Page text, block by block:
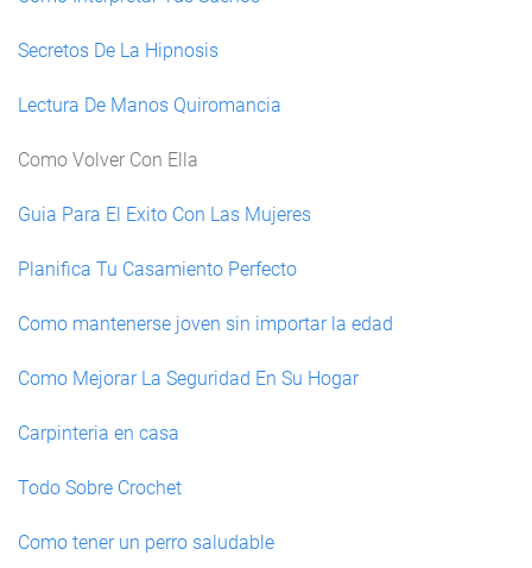
Secretos De La Hipnosis
Lectura De Manos Quiromancia
Como Volver Con Ella
Guia Para El Exito Con Las Mujeres
Planifica Tu Casamiento Perfecto
Como mantenerse joven sin importar la edad
Como Mejorar La Seguridad En Su Hogar
Carpinteria en casa
Todo Sobre Crochet
Como tener un perro saludable